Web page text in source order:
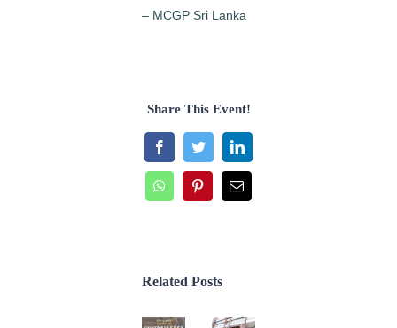
– MCGP Sri Lanka
Share This Event!
FacebookTwitterLinkedIn
WhatsAppPinterestEmail
Related Posts